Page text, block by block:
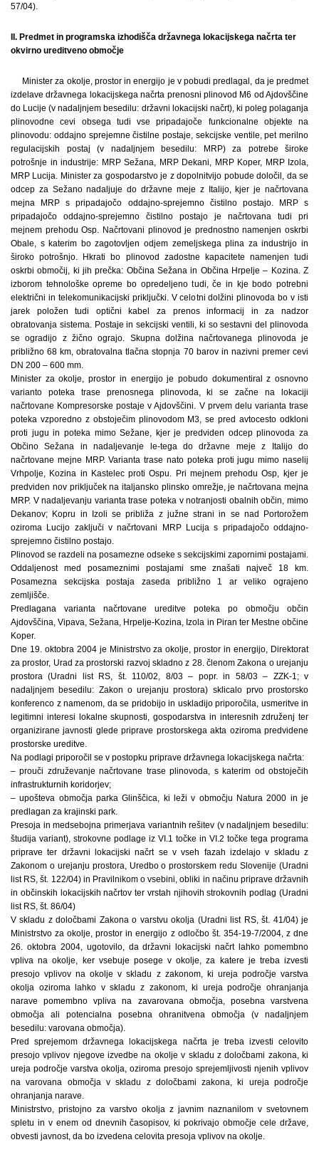
57/04).
II. Predmet in programska izhodišča državnega lokacijskega načrta ter
okvirno ureditveno območje
Minister za okolje, prostor in energijo je v pobudi predlagal, da je predmet
izdelave državnega lokacijskega načrta prenosni plinovod M6 od Ajdovščine
do Lucije (v nadaljnjem besedilu: državni lokacijski načrt), ki poleg polaganja
plinovodne cevi obsega tudi vse pripadajoče funkcionalne objekte na
plinovodu: oddajno sprejemne čistilne postaje, sekcijske ventile, pet merilno
regulacijskih postaj (v nadaljnjem besedilu: MRP) za potrebe široke
potrošnje in industrije: MRP Sežana, MRP Dekani, MRP Koper, MRP Izola,
MRP Lucija. Minister za gospodarstvo je z dopolnitvijo pobude določil, da se
odcep za Sežano nadaljuje do državne meje z Italijo, kjer je načrtovana
mejna MRP s pripadajočo oddajno-sprejemno čistilno postajo. MRP s
pripadajočo oddajno-sprejemno čistilno postajo je načrtovana tudi pri
mejnem prehodu Osp. Načrtovani plinovod je prednostno namenjen oskrbi
Obale, s katerim bo zagotovljen odjem zemeljskega plina za industrijo in
široko potrošnjo. Hkrati bo plinovod zadostne kapacitete namenjen tudi
oskrbi območij, ki jih prečka: Občina Sežana in Občina Hrpelje – Kozina. Z
izborom tehnološke opreme bo opredeljeno tudi, če in kje bodo potrebni
električni in telekomunikacijski priključki. V celotni dolžini plinovoda bo v isti
jarek položen tudi optični kabel za prenos informacij in za nadzor
obratovanja sistema. Postaje in sekcijski ventili, ki so sestavni del plinovoda
se ogradijo z žično ograjo. Skupna dolžina načrtovanega plinovoda je
približno 68 km, obratovalna tlačna stopnja 70 barov in nazivni premer cevi
DN 200 – 600 mm.
Minister za okolje, prostor in energijo je pobudo dokumentiral z osnovno
varianto poteka trase prenosnega plinovoda, ki se začne na lokaciji
načrtovane Kompresorske postaje v Ajdovščini. V prvem delu varianta trase
poteka vzporedno z obstoječim plinovodom M3, se pred avtocesto odkloni
proti jugu in poteka mimo Sežane, kjer je predviden odcep plinovoda za
Občino Sežana in nadaljevanje le-tega do državne meje z Italijo do
načrtovane mejne MRP. Varianta trase nato poteka proti jugu mimo naselij
Vrhpolje, Kozina in Kastelec proti Ospu. Pri mejnem prehodu Osp, kjer je
predviden nov priključek na italjansko plinsko omrežje, je načrtovana mejna
MRP. V nadaljevanju varianta trase poteka v notranjosti obalnih občin, mimo
Dekanov; Kopru in Izoli se približa z južne strani in se nad Portorožem
oziroma Lucijo zaključi v načrtovani MRP Lucija s pripadajočo oddajno-
sprejemno čistilno postajo.
Plinovod se razdeli na posamezne odseke s sekcijskimi zapornimi postajami.
Oddaljenost med posameznimi postajami sme znašati največ 18 km.
Posamezna sekcijska postaja zaseda približno 1 ar veliko ograjeno
zemljišče.
Predlagana varianta načrtovane ureditve poteka po območju občin
Ajdovščina, Vipava, Sežana, Hrpelje-Kozina, Izola in Piran ter Mestne občine
Koper.
Dne 19. oktobra 2004 je Ministrstvo za okolje, prostor in energijo, Direktorat
za prostor, Urad za prostorski razvoj skladno z 28. členom Zakona o urejanju
prostora (Uradni list RS, št. 110/02, 8/03 – popr. in 58/03 – ZZK-1; v
nadaljnjem besedilu: Zakon o urejanju prostora) sklicalo prvo prostorsko
konferenco z namenom, da se pridobijo in uskladijo priporočila, usmeritve in
legitimni interesi lokalne skupnosti, gospodarstva in interesnih združenj ter
organizirane javnosti glede priprave prostorskega akta oziroma predvidene
prostorske ureditve.
Na podlagi priporočil se v postopku priprave državnega lokacijskega načrta:
– prouči združevanje načrtovane trase plinovoda, s katerim od obstoječih
infrastrukturnih koridorjev;
– upošteva območja parka Glinščica, ki leži v območju Natura 2000 in je
predlagan za krajinski park.
Presoja in medsebojna primerjava variantnih rešitev (v nadaljnjem besedilu:
študija variant), strokovne podlage iz VI.1 točke in VI.2 točke tega programa
priprave ter državni lokacijski načrt se v vseh fazah izdelajo v skladu z
Zakonom o urejanju prostora, Uredbo o prostorskem redu Slovenije (Uradni
list RS, št. 122/04) in Pravilnikom o vsebini, obliki in načinu priprave državnih
in občinskih lokacijskih načrtov ter vrstah njihovih strokovnih podlag (Uradni
list RS, št. 86/04)
V skladu z določbami Zakona o varstvu okolja (Uradni list RS, št. 41/04) je
Ministrstvo za okolje, prostor in energijo z odločbo št. 354-19-7/2004, z dne
26. oktobra 2004, ugotovilo, da državni lokacijski načrt lahko pomembno
vpliva na okolje, ker vsebuje posege v okolje, za katere je treba izvesti
presojo vplivov na okolje v skladu z zakonom, ki ureja področje varstva
okolja oziroma lahko v skladu z zakonom, ki ureja področje ohranjanja
narave pomembno vpliva na zavarovana območja, posebna varstvena
območja ali potencialna posebna ohranitvena območja (v nadaljnjem
besedilu: varovana območja).
Pred sprejemom državnega lokacijskega načrta je treba izvesti celovito
presojo vplivov njegove izvedbe na okolje v skladu z določbami zakona, ki
ureja področje varstva okolja, oziroma presojo sprejemljivosti njenih vplivov
na varovana območja v skladu z določbami zakona, ki ureja področje
ohranjanja narave.
Ministrstvo, pristojno za varstvo okolja z javnim naznanilom v svetovnem
spletu in v enem od dnevnih časopisov, ki pokrivajo območje cele države,
obvesti javnost, da bo izvedena celovita presoja vplivov na okolje.